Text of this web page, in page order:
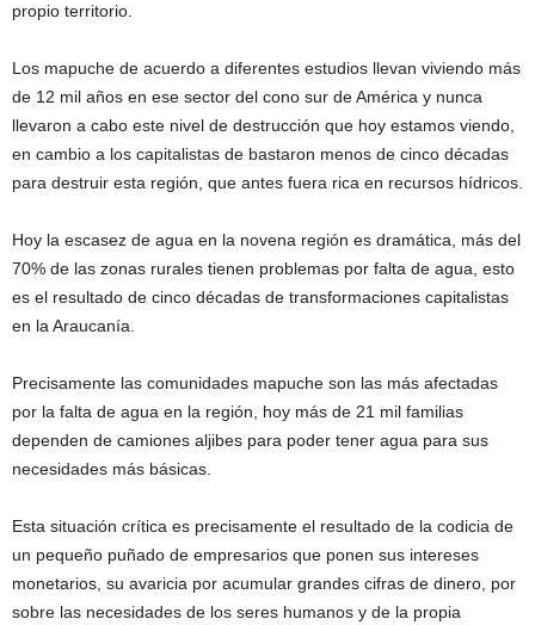
propio territorio.
Los mapuche de acuerdo a diferentes estudios llevan viviendo más
de 12 mil años en ese sector del cono sur de América y nunca
llevaron a cabo este nivel de destrucción que hoy estamos viendo,
en cambio a los capitalistas de bastaron menos de cinco décadas
para destruir esta región, que antes fuera rica en recursos hídricos.
Hoy la escasez de agua en la novena región es dramática, más del
70% de las zonas rurales tienen problemas por falta de agua, esto
es el resultado de cinco décadas de transformaciones capitalistas
en la Araucanía.
Precisamente las comunidades mapuche son las más afectadas
por la falta de agua en la región, hoy más de 21 mil familias
dependen de camiones aljibes para poder tener agua para sus
necesidades más básicas.
Esta situación crítica es precisamente el resultado de la codicia de
un pequeño puñado de empresarios que ponen sus intereses
monetarios, su avaricia por acumular grandes cifras de dinero, por
sobre las necesidades de los seres humanos y de la propia